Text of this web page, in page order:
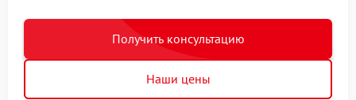
Получить консультацию
Наши цены